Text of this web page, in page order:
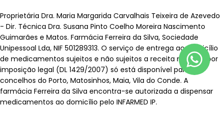
Proprietária Dra. Maria Margarida Carvalhais Teixeira de Azevedo
- Dir. Técnica Dra. Susana Pinto Coelho Moreira Nascimento
Guimarães e Matos. Farmácia Ferreira da Silva, Sociedade
Unipessoal Lda, NIF 501289313. O serviço de entrega ao domicílio
de medicamentos sujeitos e não sujeitos a receita médica, por
imposição legal (DL 1429/2007) só está disponível para os
concelhos do Porto, Matosinhos, Maia, Vila do Conde. A
farmácia Ferreira da Silva encontra-se autorizada a dispensar
medicamentos ao domicílio pelo INFARMED IP.